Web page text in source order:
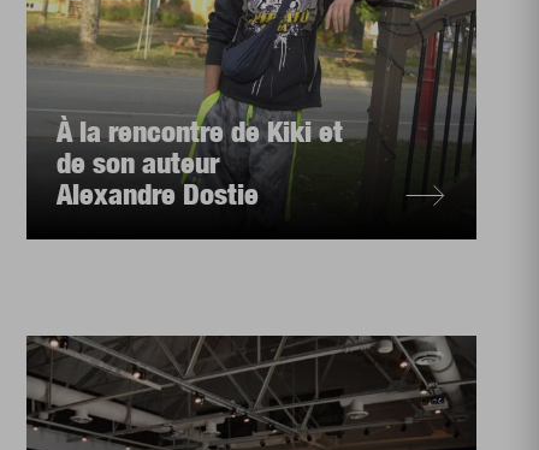
À la rencontre de Kiki et
de son auteur
Alexandre Dostie